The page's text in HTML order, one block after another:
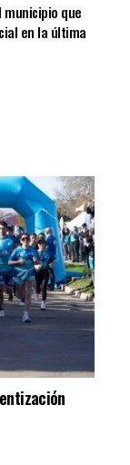
municipio que
en la última